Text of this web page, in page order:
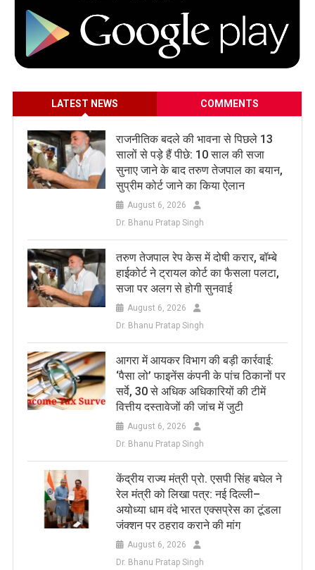
LATEST NEWS COMMENTS
राजनीतिक बदले की भावना से पिछले 13
सालों से पड़े हैं पीछे: 10 साल की सजा
सुनाए जाने के बाद तरुण तेजपाल का बयान,
सुप्रीम कोर्ट जाने का किया ऐलान
August 6, 2026
Dr. Bhanu Pratap Singh
तरुण तेजपाल रेप केस में दोषी करार, बॉम्बे
हाईकोर्ट ने ट्रायल कोर्ट का फैसला पलटा,
सजा पर अलग से होगी सुनवाई
August 6, 2026
Dr. Bhanu Pratap Singh
आगरा में आयकर विभाग की बड़ी कार्रवाई:
‘पैसा लो’ फाइनेंस कंपनी के पांच ठिकानों पर
सर्वे, 30 से अधिक अधिकारियों की टीमें
वित्तीय दस्तावेजों की जांच में जुटी
August 6, 2026
Dr. Bhanu Pratap Singh
केंद्रीय राज्य मंत्री प्रो. एसपी सिंह बघेल ने
रेल मंत्री को लिखा पत्र: नई दिल्ली–
अयोध्या धाम वंदे भारत एक्सप्रेस का टूंडला
जंक्शन पर ठहराव कराने की मांग
August 6, 2026
Dr. Bhanu Pratap Singh